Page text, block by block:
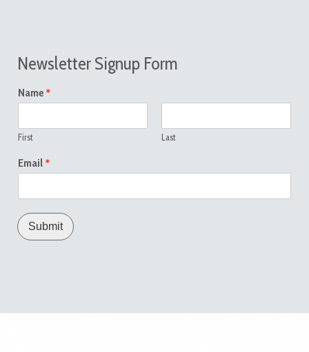
Newsletter Signup Form
Name *
First Last
Email *
Submit